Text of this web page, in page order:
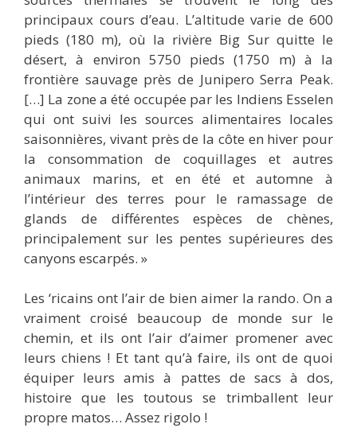
principaux cours d’eau. L’altitude varie de 600
pieds (180 m), où la rivière Big Sur quitte le
désert, à environ 5750 pieds (1750 m) à la
frontière sauvage près de Junipero Serra Peak.
[…] La zone a été occupée par les Indiens Esselen
qui ont suivi les sources alimentaires locales
saisonnières, vivant près de la côte en hiver pour
la consommation de coquillages et autres
animaux marins, et en été et automne à
l’intérieur des terres pour le ramassage de
glands de différentes espèces de chènes,
principalement sur les pentes supérieures des
canyons escarpés. »
Les ‘ricains ont l’air de bien aimer la rando. On a
vraiment croisé beaucoup de monde sur le
chemin, et ils ont l’air d’aimer promener avec
leurs chiens ! Et tant qu’à faire, ils ont de quoi
équiper leurs amis à pattes de sacs à dos,
histoire que les toutous se trimballent leur
propre matos… Assez rigolo !